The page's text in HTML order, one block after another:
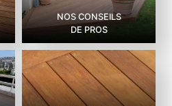
NOS CONSEILS
DE PROS